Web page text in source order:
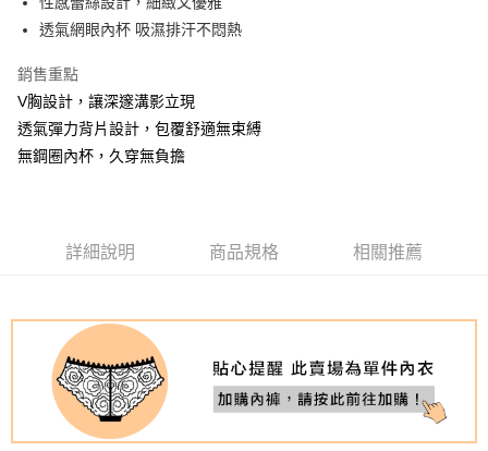
全家取貨付款
付款後全家取貨
每筆NT$60，滿NT$999(含以上)免運費
付款後7-11取貨
每筆NT$80，滿NT$999(含以上)免運費
國際順豐速運 查看運費
透氣網眼內杯 吸濕排汗不悶熱
銷售重點
V胸設計，讓深邃溝影立現
透氣彈力背片設計，包覆舒適無束縛
無鋼圈內杯，久穿無負擔
詳細說明 商品規格 相關推薦